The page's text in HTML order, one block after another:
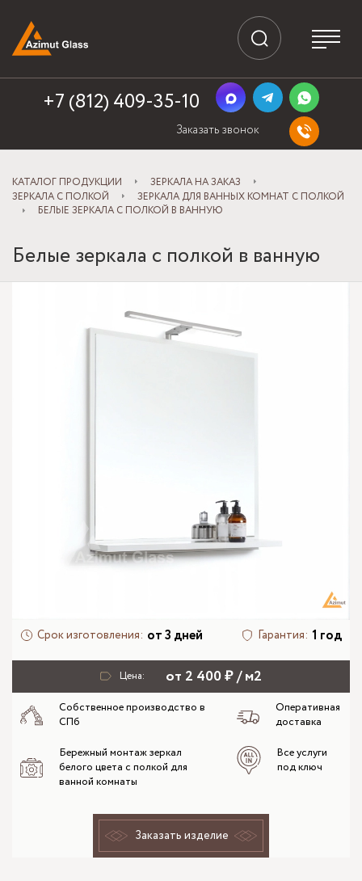
+7 (812) 409-35-10
Заказать звонок
КАТАЛОГ ПРОДУКЦИИ
ЗЕРКАЛА НА ЗАКАЗ
ЗЕРКАЛА С ПОЛКОЙ
ЗЕРКАЛА ДЛЯ ВАННЫХ КОМНАТ С ПОЛКОЙ
БЕЛЫЕ ЗЕРКАЛА С ПОЛКОЙ В ВАННУЮ
Белые зеркала с полкой в ванную
Срок изготовления: от 3 дней Гарантия: 1 год
Цена: от 2 400 ₽ / м2
Собственное производство в
СПб
Оперативная
доставка
Бережный монтаж зеркал
белого цвета с полкой для
ванной комнаты
Все услуги
под ключ
Заказать изделие